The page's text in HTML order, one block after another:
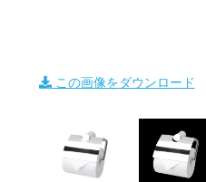
この画像をダウンロード